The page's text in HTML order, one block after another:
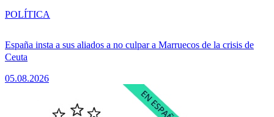
España insta a sus aliados a no culpar a Marruecos de la crisis de
Ceuta
05.08.2026
POLÍTICA